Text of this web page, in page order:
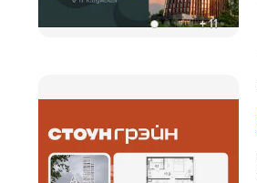
+11